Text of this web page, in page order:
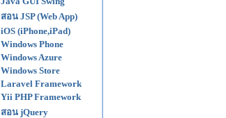
สอน JSP (Web App)
iOS (iPhone,iPad)
Windows Phone
Windows Azure
Windows Store
Laravel Framework
Yii PHP Framework
สอน jQuery